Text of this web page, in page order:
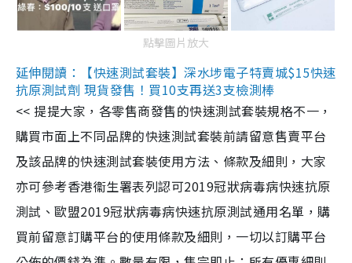
點擊圖片放大
延伸閱讀：【快速測試套裝】深水埗電子特賣城$15快速
抗原測試劑 現貨發售！買10支再送3支檢測棒
<< 提提大家，各零售商發售的快速測試套裝規格不一，
購買市面上不同品牌的快速測試套裝前請留意售賣平台
及該品牌的快速測試套裝使用方法、條款及細則，大家
亦可參考香港衞生署表列認可2019冠狀病毒病快速抗原
測試、歐盟2019冠狀病毒病快速抗原測試通用名單，購
買前留意訂購平台的使用條款及細則，一切以訂購平台